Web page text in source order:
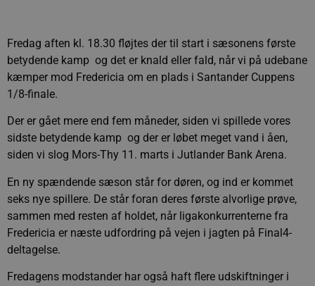
Fredag aften kl. 18.30 fløjtes der til start i sæsonens første
betydende kamp  og det er knald eller fald, når vi på udebane
kæmper mod Fredericia om en plads i Santander Cuppens
1/8-finale.
Der er gået mere end fem måneder, siden vi spillede vores
sidste betydende kamp  og der er løbet meget vand i åen,
siden vi slog Mors-Thy 11. marts i Jutlander Bank Arena.
En ny spændende sæson står for døren, og ind er kommet
seks nye spillere. De står foran deres første alvorlige prøve,
sammen med resten af holdet, når ligakonkurrenterne fra
Fredericia er næste udfordring på vejen i jagten på Final4-
deltagelse.
Fredagens modstander har også haft flere udskiftninger i